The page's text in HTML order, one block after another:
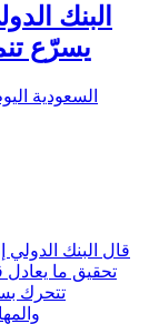
البنك
يسرّع
قال البنك الدولي
تحقيق ما
تتحرك